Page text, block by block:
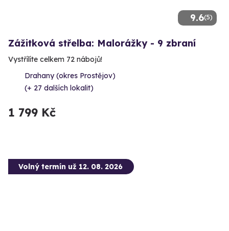
9.6(5)
Zážitková střelba: Malorážky - 9 zbraní
Vystřílíte celkem 72 nábojů!
Drahany (okres Prostějov)
(+ 27 dalších lokalit)
1 799 Kč
Volný termín už 12. 08. 2026